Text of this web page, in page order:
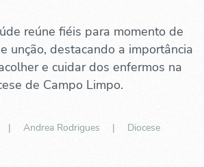
reúne fiéis para momento de
unção, destacando a importância
e cuidar dos enfermos na
de Campo Limpo.
| Andrea Rodrigues | Diocese